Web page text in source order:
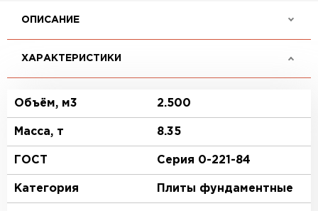
ОПИСАНИЕ
ХАРАКТЕРИСТИКИ
Объём, м3 2.500
Масса, т 8.35
ГОСТ Серия 0-221-84
Категория Плиты фундаментные